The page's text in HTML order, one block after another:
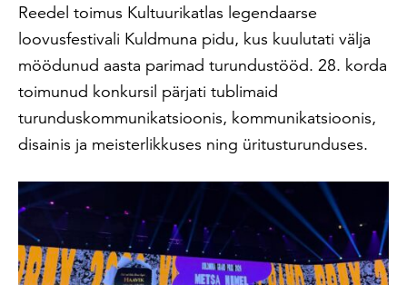
Reedel toimus Kultuurikatlas legendaarse
loovusfestivali Kuldmuna pidu, kus kuulutati välja
möödunud aasta parimad turundustööd. 28. korda
toimunud konkursil pärjati tublimaid
turunduskommunikatsioonis, kommunikatsioonis,
disainis ja meisterlikkuses ning üritusturunduses.